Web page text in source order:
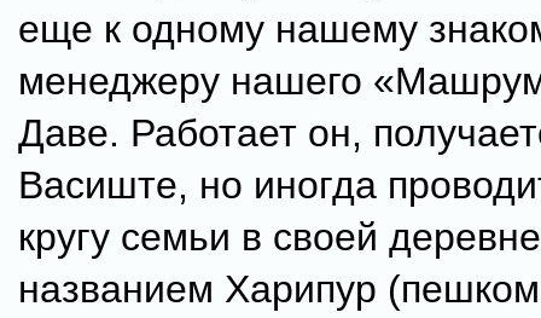
еще к одному нашему
менеджеру нашего «Машрум
Даве. Работает он,
Васиште, но иногда
кругу семьи в своей
названием Харипур